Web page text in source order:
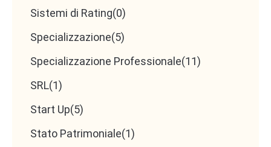
Sistemi di Rating(0)
Specializzazione(5)
Specializzazione Professionale(11)
SRL(1)
Start Up(5)
Stato Patrimoniale(1)